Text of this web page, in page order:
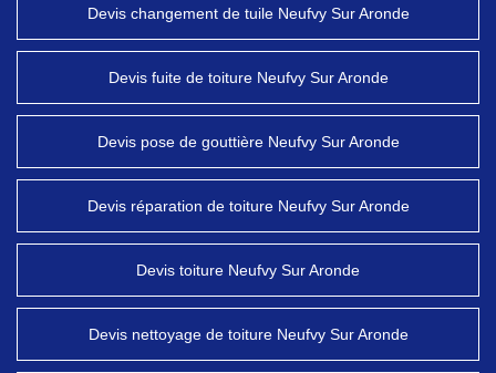
Devis changement de tuile Neufvy Sur Aronde
Devis fuite de toiture Neufvy Sur Aronde
Devis pose de gouttière Neufvy Sur Aronde
Devis réparation de toiture Neufvy Sur Aronde
Devis toiture Neufvy Sur Aronde
Devis nettoyage de toiture Neufvy Sur Aronde